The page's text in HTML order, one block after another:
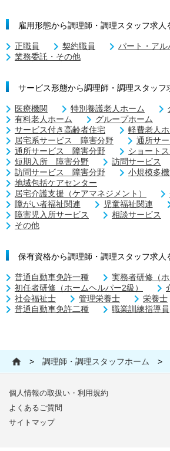
雇用形態から調理師・調理スタッフ求人
正職員 契約職員
パート・アル
業務委託・その他
サービス形態から調理師・調理スタッフ
医療機関 特別養護老人ホーム
有料老人ホーム
グループホーム
サービス付き高齢者住宅
軽費老人
居宅系サービス 障害分野
通所サ
通所サービス 障害分野
ショート
短期入所 障害分野
訪問サービス
訪問サービス 障害分野
小規模多
地域包括ケアセンター
居宅介護支援（ケアマネジメント）
障がい者福祉関連
児童福祉関連
障害児入所サービス
相談サービス
その他
保有資格から調理師・調理スタッフ求人
普通自動車免許一種
実務者研修（
初任者研修（ホームヘルパー2級）
社会福祉士
管理栄養士 栄養士
普通自動車免許二種
職業訓練指導員
> 調理師・調理スタッフホーム >
個人情報の取扱い・利用規約
よくあるご質問
サイトマップ